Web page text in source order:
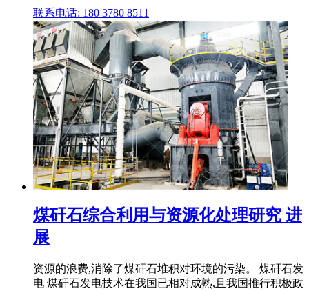
联系电话: 180 3780 8511
煤矸石综合利用与资源化处理研究 进
展
资源的浪费,消除了煤矸石堆积对环境的污染。 煤矸石发
电 煤矸石发电技术在我国已相对成熟,且我国推行积极政